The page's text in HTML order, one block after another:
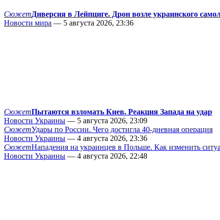
СюжетДиверсия в Лейпциге. Дрон возле украинского
Новости мира — 5 августа 2026, 23:36
СюжетПытаются взломать Киев. Реакция Запада на удар
Новости Украины — 5 августа 2026, 23:09
СюжетУдары по России. Чего достигла 40-дневная операция
Новости Украины — 4 августа 2026, 23:36
СюжетНападения на украинцев в Польше. Как изменить
Новости Украины — 4 августа 2026, 22:48